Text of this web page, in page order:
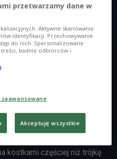
12:00
Przekleństwa i
językowym? Matura z
Sprawdzimy,
kostkami częściej niż trójkę
przetwarzamy dane w
Aktywne skanowanie
identyfikacji. Przechowywanie
do nich. Spersonalizowane
badnie odbiorców i
Akceptuję wszystkie